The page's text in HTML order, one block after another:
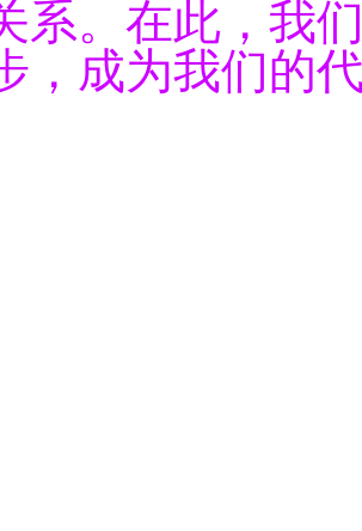
系。在此，我
，成为我们的